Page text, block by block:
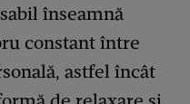
înseamnă
constant între
astfel încât